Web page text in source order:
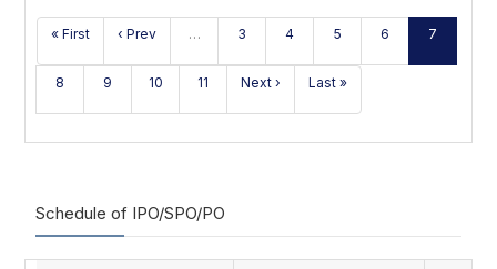
« First ‹ Prev … 3 4 5 6 7
8 9 10 11 Next › Last »
Schedule of IPO/SPO/PO